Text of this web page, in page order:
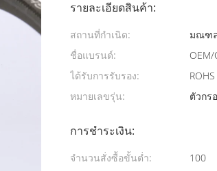
รายละเอียดสินค้า:
สถานที่กำเนิด:
มณฑล
ชื่อแบรนด์:
OEM/
ได้รับการรับรอง:
ROHS
หมายเลขรุ่น:
ตัวกร
การชำระเงิน:
จำนวนสั่งซื้อขั้นต่ำ:
100